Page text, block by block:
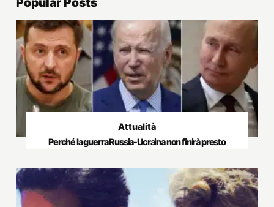
Attualità
Perché la guerra Russia-Ucraina non finirà presto